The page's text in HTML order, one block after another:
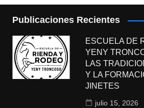
Publicaciones Recientes
ESCUELA DE
YENY
LAS
Y LA
JINETES
julio 15, 2026